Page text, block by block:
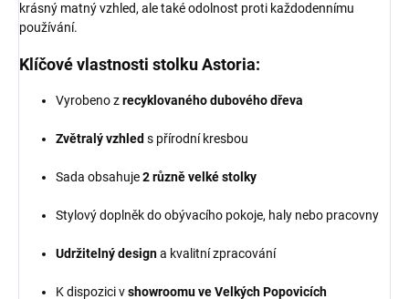
krásný matný vzhled, ale také odolnost proti každodennímu
používání.
Klíčové vlastnosti stolku Astoria:
Vyrobeno zrecyklovaného dubového dřeva
Zvětralý vzhled s přírodní kresbou
Sada obsahuje2 různě velké stolky
Stylový doplněk do obývacího pokoje, haly nebo pracovny
Udržitelný designa kvalitní zpracování
K dispozici vshowroomu ve Velkých Popovicích